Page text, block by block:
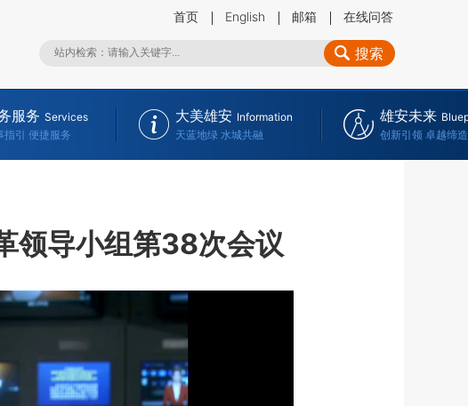
首页 English 邮箱 在线问答
搜索
服务 Services
指引 便捷服务
大美雄安 Information
天蓝地绿 水城共融
雄安未来
创新引领 卓越缔造
领导小组第38次会议